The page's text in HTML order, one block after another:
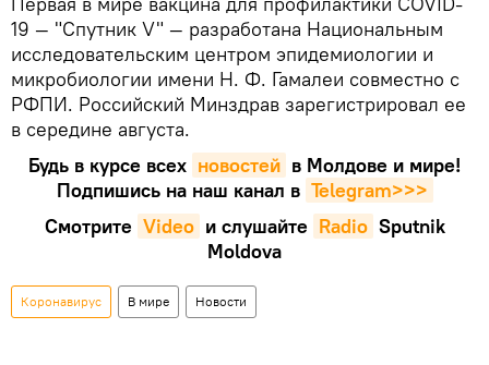
19 — "Спутник V" — разработана Национальным
исследовательским центром эпидемиологии и
микробиологии имени Н. Ф. Гамалеи совместно с
РФПИ. Российский Минздрав зарегистрировал ее
в середине августа.
Будь в курсе всех новостей в Молдове и мире!
Подпишись на наш канал в Telegram>>>
Смотрите Video и слушайте Radio Sputnik
Moldova
Коронавирус В мире Новости